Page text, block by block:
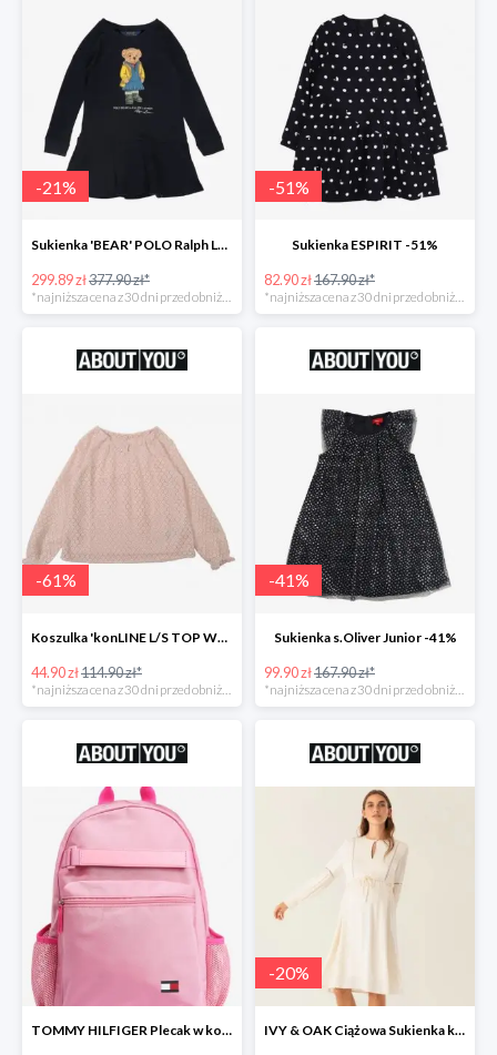
-21%
Sukienka 'BEAR' POLO Ralph Lauren -21%
299.89 zł377.90 zł*
-51%
Sukienka ESPIRIT -51%
82.90 zł167.90 zł*
-61%
Koszulka 'konLINE L/S TOP WVN' KIDS ONLY -61%
44.90 zł114.90 zł*
-41%
Sukienka s.Oliver Junior -41%
99.90 zł167.90 zł*
TOMMY HILFIGER Plecak w kolorze różowym -25%
-20%
IVY & OAK Ciążowa Sukienka koszulowa -20%